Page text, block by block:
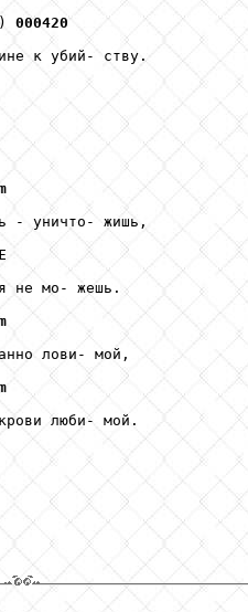
) 000420
к убий- ству.
- уничто- жишь,
E
не мо- жешь.
лови- мой,
люби- мой.